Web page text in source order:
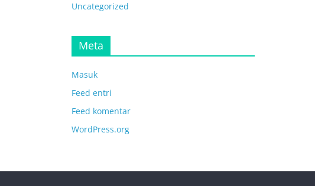
Uncategorized
Meta
Masuk
Feed entri
Feed komentar
WordPress.org